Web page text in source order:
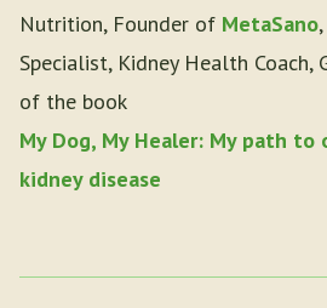
Nutrition, Founder of MetaSano
Specialist, Kidney Health
of the book
My Dog, My Healer: My path to
kidney disease